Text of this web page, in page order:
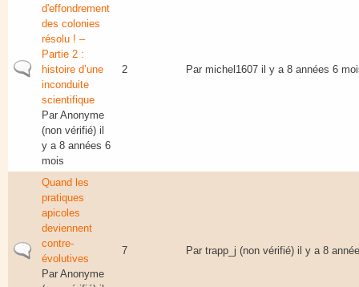
Sujet normal
d'effondrement
des colonies
résolu ! –
Partie 2 :
histoire d’une
inconduite
scientifique
Par Anonyme
(non vérifié) il
y a 8 années 6
mois
2 Par michel1607 il y a 8 années 6
Sujet normal
Quand les
pratiques
apicoles
deviennent
contre-
évolutives
Par Anonyme
7 Par trapp_j (non vérifié) il y a 8